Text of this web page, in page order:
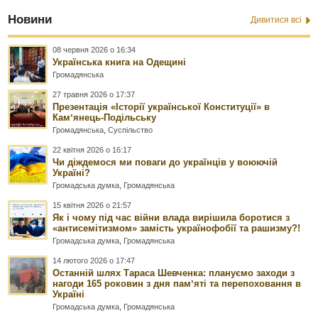
Новини Дивитися всі
08 червня 2026 о 16:34
Українська книга на Одещині
Громадянська
27 травня 2026 о 17:37
Презентація «Історії української Конституції» в
Камʼянець-Подільську
Громадянська ,Суспільство
22 квітня 2026 о 16:17
Чи діждемося ми поваги до українців у воюючій
Україні?
Громадська думка Громадянська
15 квітня 2026 о 21:57
Як і чому під час війни влада вирішила боротися з
«антисемітизмом» замість українофобії та рашизму?!
Громадська думка Громадянська
14 лютого 2026 о 17:47
Останній шлях Тараса Шевченка: плануємо заходи з
нагоди 165 роковин з дня памʼяті та перепоховання в
Україні
Громадська думка Громадянська